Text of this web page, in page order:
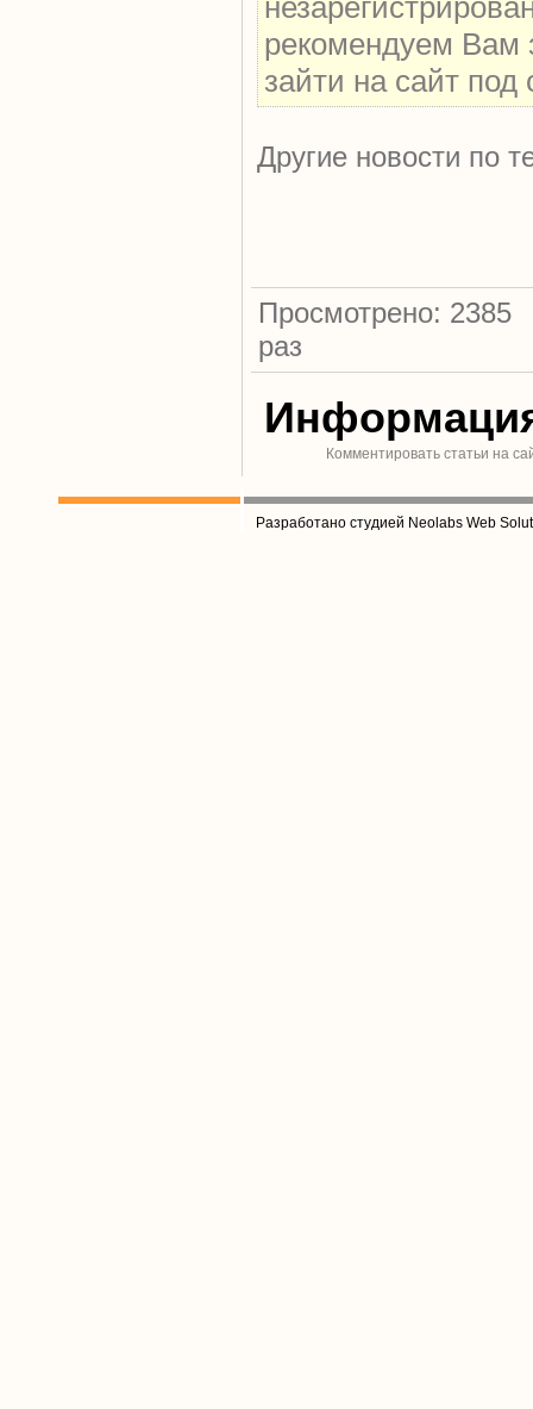
рекомендуем Вам
зайти на сайт
Другие новости по
Просмотрено: 2385
раз
Комментировать статьи на
Разработано студией Neolabs Web